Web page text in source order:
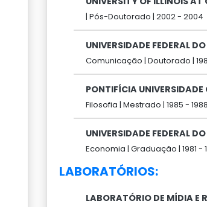
| Pós-Doutorado | 2002 - 2004
UNIVERSIDADE FEDERAL
Comunicação | Doutorado |
PONTIFÍCIA
Filosofia | Mestrado | 1985 - 1988
UNIVERSIDADE FEDERAL
Economia | Graduação | 1981 -
LABORATÓRIOS:
LABORATÓRIO DE MÍDIA E